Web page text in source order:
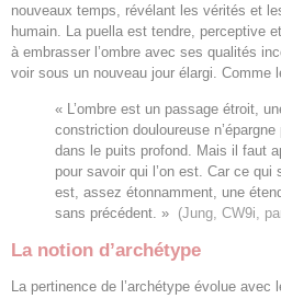
nouveaux temps, révélant les vérités et
humain. La puella est tendre, perceptive
à embrasser l’ombre avec ses qualités
voir sous un nouveau jour élargi. Comme
« L’ombre est un passage étroit,
constriction douloureuse
dans le puits profond. Mais il faut
pour savoir qui l’on est. Car ce qui
est, assez étonnamment, une
sans précédent. » (Jung, CW9i,
La notion d’archétype
La pertinence de l’archétype évolue